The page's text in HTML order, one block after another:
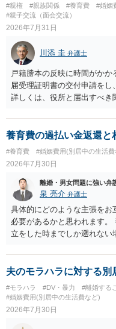
#親権 #親族関係 #養育費
#婚姻
#親子交流（面会交流）
2026年7月31日
川添 圭 弁護士
戸籍謄本の反映に時間がか
届受理証明書の交付申請をし
詳しくは、役所と届出すべ
養育費の過払い金返還と
#養育費 #婚姻費用(別居中の生活費
2026年7月30日
離婚・男女問題に強い弁
泉 亮介 弁護士
具体的にどのような主張をお
必要があるかと思われます
立をした時までしか遡れな
養育費に関するやりとり等
あるでしょう。 公開相談の
夫のモラハラに対する別
#モラハラ #DV・暴力 #離婚する
#婚姻費用(別居中の生活費など)
2026年7月30日